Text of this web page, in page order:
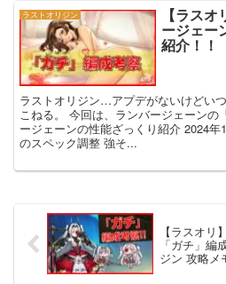
ラストオリジン 【ラス
ージェー
紹介！！
ラストオリジン…アプデがないけどい
こねる。 今回は、ランバージェーンの
ージェーンの性能ざっくり紹介 2024
のスペック調整 強そ...
【ラスオ
「ガチ」編
ジン 攻略メ